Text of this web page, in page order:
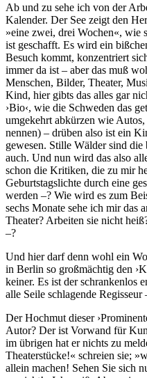
Ab und zu sehe ich von der
Kalender. Der See zeigt den
»eine zwei, drei Wochen«, wie
ist geschafft. Es wird ein
Besuch kommt, konzentriert
immer da ist – aber das muß
Menschen, Bilder, Theater,
Kind, hier gibts das alles gar
›Bio‹, wie die Schweden das
umgekehrt abkürzen wie
nennen) – drüben also ist ein
gewesen. Stille Wälder sind die
auch. Und nun wird das also
schon die Kritiken, die zu mir
Geburtstagslichte durch eine
werden –? Wie wird es zum
sechs Monate sehe ich mir das
Theater? Arbeiten sie nicht
–?
Und hier darf denn wohl ein
in Berlin so großmächtig den
keiner. Es ist der schrankenlos
alle Seile schlagende
Der Hochmut dieser
Autor? Der ist Vorwand für
im übrigen hat er nichts zu
Theaterstücke!« schreien sie;
allein machen! Sehen Sie sich